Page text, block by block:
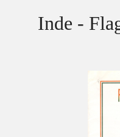
Inde -